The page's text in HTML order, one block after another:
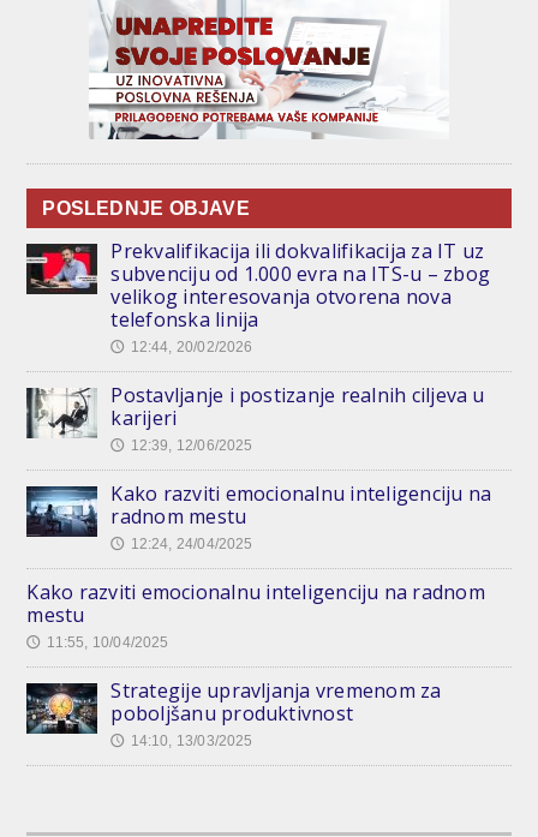
POSLEDNJE OBJAVE
Prekvalifikacija ili dokvalifikacija za IT uz
subvenciju od 1.000 evra na ITS-u – zbog
velikog interesovanja otvorena nova
telefonska linija
🕔 12:44, 20/02/2026
Postavljanje i postizanje realnih ciljeva u
karijeri
🕔 12:39, 12/06/2025
Kako razviti emocionalnu inteligenciju na
radnom mestu
🕔 12:24, 24/04/2025
Kako razviti emocionalnu inteligenciju na radnom
mestu
🕔 11:55, 10/04/2025
Strategije upravljanja vremenom za
poboljšanu produktivnost
🕔 14:10, 13/03/2025